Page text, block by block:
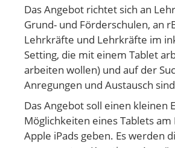
Das Angebot richtet sich an
Grund- und Förderschulen, an
Lehrkräfte und Lehrkräfte im
Setting, die mit einem Tablet
arbeiten wollen) und auf der
Anregungen und Austausch
Das Angebot soll einen kleinen
Möglichkeiten eines Tablets am
Apple iPads geben. Es werden